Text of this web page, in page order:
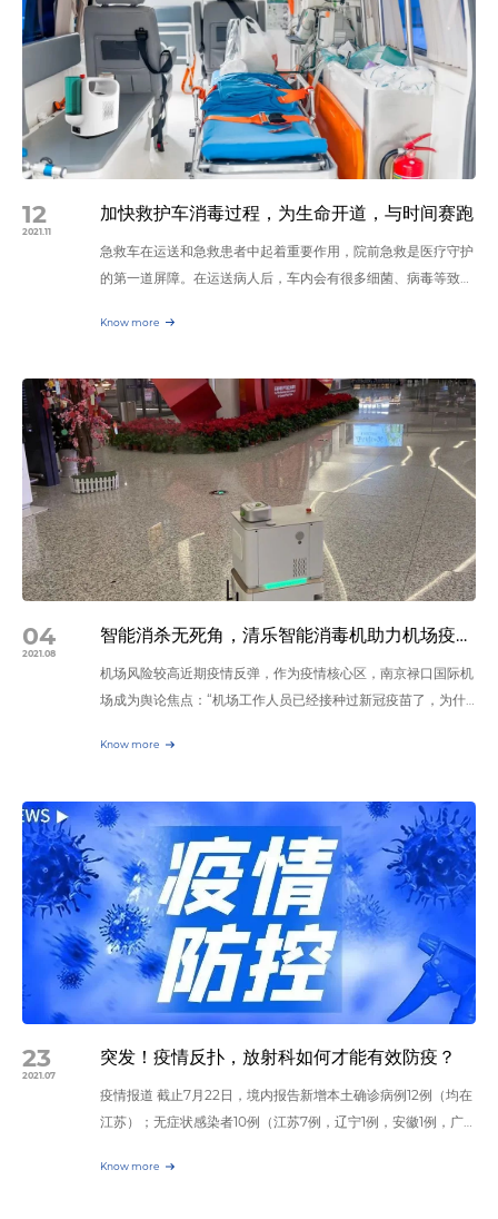
社区卫生服务中心筹备组组长陈军香女士等50余位临床医学领
域专家也受邀莅临会议。 专题演讲本次活动瞄准国际前沿技术
临床转化与个性化医疗，以生物材料、医用机器人、数字医学、
人工智能等临床创新医疗器械和个性化医疗需求为导向开展交
流。会议得到了近20家企业高管的积极响应，大家济济一堂，
通过专题演讲、产学研高峰对话等形式，展示最新科研成果、剖
析跨学科、医工院产学研合作未来发展趋势。苏州清乐智能科技
有限公司董事长张克军作为受邀的企业高管中的一员，上台为大
一直致力于用科技的力量抗疫，用专业的智能消毒机为人们打造
安全洁净的环境。产品展示本次论坛还设置了2000平方米的产
品展示厅，为企业与科研院所的创新科技产品和技术提供充分的
率，降低人员感染的风险。由于其安全、高效、智能的特性，已
广泛应用于交通、医院、学校等领域。在全球抗疫的大环境下，
清乐智能科技也将不忘初心，积极履行企业的社会责任，用智能
化的消毒解决方案，助力全球抗疫的大局。
睢宁县县长张晨对清乐近年来地发展给予了充分肯定。在产品展
厅，张总向领导们详细介绍公司产品的性能及技术优势。做好消
毒，是赢得抗“疫”的重要一环，清乐根据客户的需求研发适合不
同场所的消毒机，其中清乐智能消毒机通过快速雾化消毒液，自
动喷酒消毒区域的方式，实现有效净化空气和物表的目的。机器
人可智能导航，自主避障到达消毒区域进行全覆盖消毒。同时支
持平板操控，做到人机分离，减少人员感染的风险，极大提高了
人员的安全性。睢宁县县长张晨对清乐公司的智能消毒机给予了
字雾化机和便携式消毒机，机器的大出雾量及喷雾的长距离备受
领导的肯定。壁挂式数字雾化机能进行大空间快速消毒除臭工
对当前清乐公司良好的发展态势表示肯定，勉励清乐公司要再接
再厉，为推动消毒行业快速发展做出更大的贡献。最后，感谢领
导给予清乐公司的支持与关怀，给予了清乐公司发展莫大的信心
和动力，我们必将不忘初心，牢记使命，高鹏展翅，锐意进取，
为社会做出更多的贡献！END
12
2021.11
加快救护车消毒过程，为生命开道，与时间赛跑
急救车在运送和急救患者中起着重要作用，院前急救是医疗守护
的第一道屏障。在运送病人后，车内会有很多细菌、病毒等致病
末消毒可能会对其他乘车的患者和医务人员造成交叉感染的发
会遇到一些问题，如： 面对的病人复杂，救护车每天会遇到很
多不同类型的未知病患，需要每趟及时迅速的消毒。 救护车设
备拥挤，经常出现消毒不到位的死角。 出车使用频率高，空闲
时间少，短时间内难以完成高效消毒。 消毒意识普遍不高，造
成这种问题的原因除了管理意识方面，没有合适的消毒方案也是
一个重要的现实因素。 目前各急救中心的救护车消毒任务均由
急救人员承担，工作量大且累、易感染，人工消毒过程对医护人
员极不友好。急需新的消毒方案来替代重复劳累的人工消毒工
作。 那么是否有更智能化、便捷化的消毒方式呢？ 智慧防疫，
科技先行。清乐针对救护车设计的便携式雾化消毒机可有效解决
的颗粒与物体表面接触后会反弹而不会破裂，不易凝结，不湿润
物体表面，在空气中悬浮时间长，扩散性也更好，不留消毒灭菌
肺炎院前医疗急救防控手册》中对车辆的消毒方式进行了详细介
绍，其中有一项调查研究对3辆急救车内的高频接触物体表面进
行采样，采样时间为使用干雾过氧化氢消毒前后，结果如下：
结果中可以看出，使用干雾过氧化氢消毒后，物体表面菌落数明
显下降，甚至未检测出菌落。 清乐便携式雾化消毒机便是采用
过氧化氢干雾消毒技术来进行对空气和物表的消毒，具有高效省
时的特点。被广泛应用于学校、ICU、救护车等终末消毒。 其强
大的灭菌能力，能杀灭包括芽孢、大肠杆菌、分枝杆菌、真菌、
细菌繁殖体等病原微生物。过氧化氢消毒后自动分解为无毒无害
的水蒸气和氧气，从而保证环境的安全，无药物残留，对人体安
扩散，能高效完成360°无死角的全方位消毒任务。为方便小空
间运用，清乐便携式雾化消毒机还具备小巧轻便的特点，可以轻
松移动，满足小空间快速消毒的要求。 苏州清乐智能科技有限
Know more
04
2021.08
智能消杀无死角，清乐智能消毒机助力机场疫情防控
机场风险较高近期疫情反弹，作为疫情核心区，南京禄口国际机
场成为舆论焦点：“机场工作人员已经接种过新冠疫苗了，为什
重点人群的新冠疫苗此前已开展接种，但严峻的国际疫情形势、
联控机制科研攻关组疫苗研发专班专家组成员邵一鸣就强调，所
有的疫苗都不是百分之百有效，在预防感染的同时，疫苗更重要
的是能预防住院、重症和死亡。可见，面对不断变异的境外输入
病毒，人流物流高度集中的机场仍是风险最高的场所之一，全面
防护措施和意识必不可少。 目前，南京禄口国际机场已升级“加
码”消毒标准，确保消毒“全覆盖、无死角”。 机场属空间密闭，
人流密集，消毒需求迫切。为防止人流密集带来的疫情防控风
险，苏州清乐智能科技有限公司与机场达成战略合作，为防控疫
情常态化提供有力保障。 清乐智能消毒机对机场的“主要操作区
域”进行空气及物表消毒，灭菌效果高达99.99%”，可以有效杀
式，能够在复杂的环境中自主定位、自主规划消毒路线，无需人
员值守。通过深度优化的避障算法，感知周围的实时环境变化，
Know more
23
2021.07
突发！疫情反扑，放射科如何才能有效防疫？
疫情报道 截止7月22日，境内报告新增本土确诊病例12例（均在
江苏）；无症状感染者10例（江苏7例，辽宁1例，安徽1例，广
息，自21日起，南京市禄口街道曹村村张家自然村、欢墩山自然
Know more